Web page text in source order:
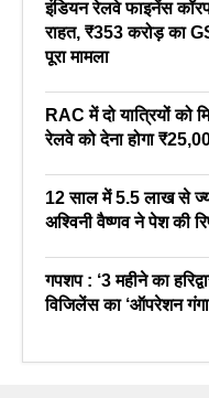
इंडियन रेलवे फाइनेंस
राहत, ₹353 करोड़ का
पूरा मामला
RAC में दो यात्रियों को
रेलवे को देना होगा
12 साल में 5.5 लाख से
अश्विनी वैष्णव ने पेश की
गपशप : ‘3 महीने का
विजिलेंस का ‘ऑपरेशन